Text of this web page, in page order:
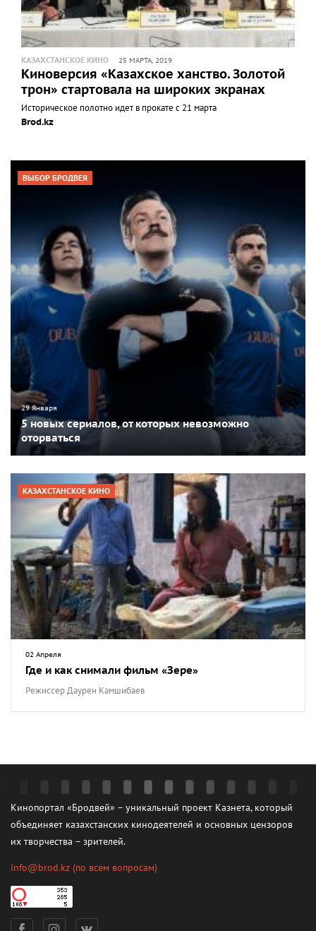
КАЗАХСТАНСКОЕ КИНО 25 МАРТА, 2019
Киноверсия «Казахское ханство. Золотой
трон» стартовала на широких экранах
Историческое полотно идет в прокате с 21 марта
Brod.kz
ВЫБОР БРОДВЕЯ
29 Января
5 новых сериалов, от которых невозможно
оторваться
КАЗАХСТАНСКОЕ КИНО
02 Апреля
Где и как снимали фильм «Зере»
Режиссер Даурен Камшибаев
Кинопортал «Бродвей» – уникальный проект Казнета, который
объединяет казахстанских кинодеятелей и основных цензоров
их творчества – зрителей.
info@brod.kz (по всем вопросам)